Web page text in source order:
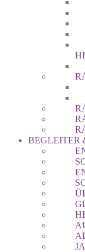
BEGLEITER